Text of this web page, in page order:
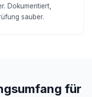
Dokumentiert,
sauber.
für